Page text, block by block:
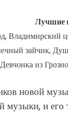
Лучшие
Владимирский
зайчик,
из
новой
и его